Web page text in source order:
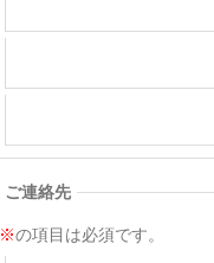
ご連絡先
※の項目は必須です。